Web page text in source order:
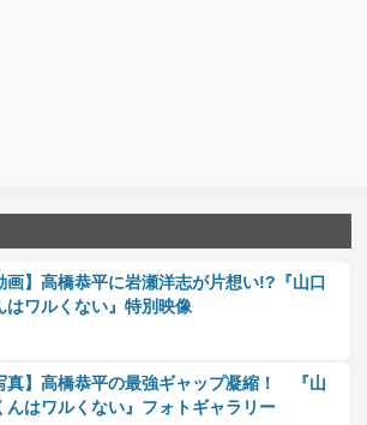
画】高橋恭平に岩瀬洋志が片想い!?『山口
はワルくない』特別映像
真】高橋恭平の最強ギャップ凝縮！ 『山
んはワルくない』フォトギャラリー